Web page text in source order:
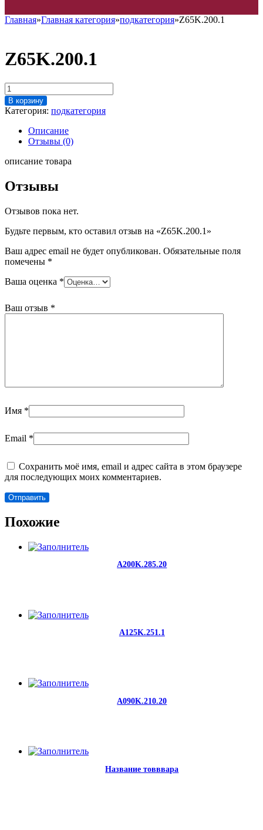
Главная»Главная категория»подкатегория»Z65K.200.1
Z65K.200.1
Количество
товара
Z65K.200.1
В корзину
Категория: подкатегория
Описание
Отзывы (0)
описание товара
Отзывы
Отзывов пока нет.
Будьте первым, кто оставил отзыв на «Z65K.200.1»
Ваш адрес email не будет опубликован. Обязательные поля
помечены *
Ваша оценка *
Ваш отзыв *
Имя *
Email *
Сохранить моё имя, email и адрес сайта в этом браузере
для последующих моих комментариев.
Похожие
A200K.285.20
A125K.251.1
A090K.210.20
Название товввара